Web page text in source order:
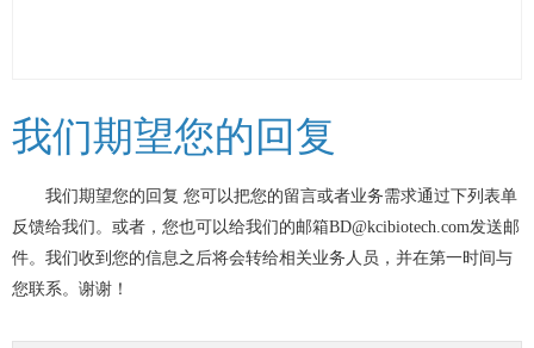
总 机：0513-82723332
邮 编：215000
地 址：江苏省南通市海门临江洞庭湖路
我们期望您的回复
我们期望您的回复 您可以把您的留言或者业务需求通过下列表单
反馈给我们。或者，您也可以给我们的邮箱BD@kcibiotech.com发送邮
件。我们收到您的信息之后将会转给相关业务人员，并在第一时间与
您联系。谢谢！